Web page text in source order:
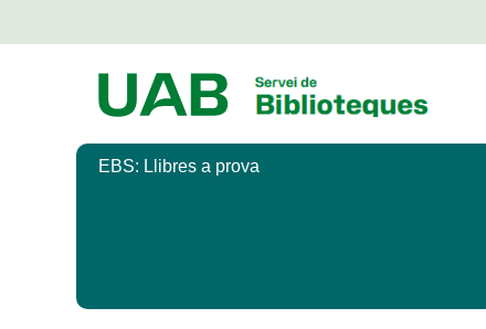
EBS: Llibres a prova